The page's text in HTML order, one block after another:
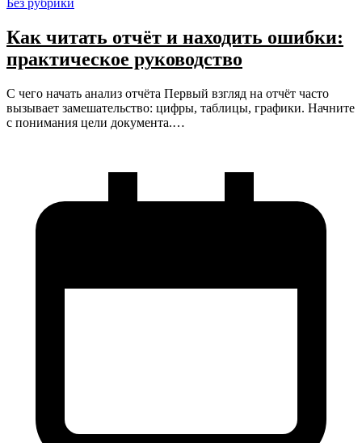
Как читать отчёт и находить ошибки:
практическое руководство
С чего начать анализ отчёта Первый взгляд на отчёт часто
вызывает замешательство: цифры, таблицы, графики. Начните
с понимания цели документа.…